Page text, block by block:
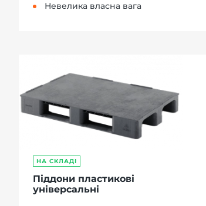
Невелика власна вага
НА СКЛАДІ
Піддони пластикові
універсальні